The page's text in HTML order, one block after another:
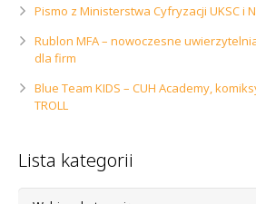
Pismo z Ministerstwa Cyfryzacji UKSC i
Rublon MFA – nowoczesne
dla firm
Blue Team KIDS – CUH Academy,
TROLL
Lista kategorii